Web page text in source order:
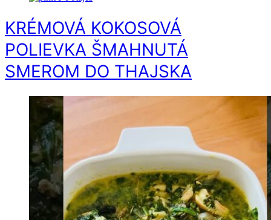
KRÉMOVÁ KOKOSOVÁ
POLIEVKA ŠMAHNUTÁ
SMEROM DO THAJSKA